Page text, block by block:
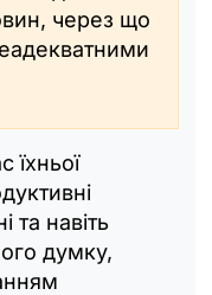
через що
їхньої
та навіть
думку,